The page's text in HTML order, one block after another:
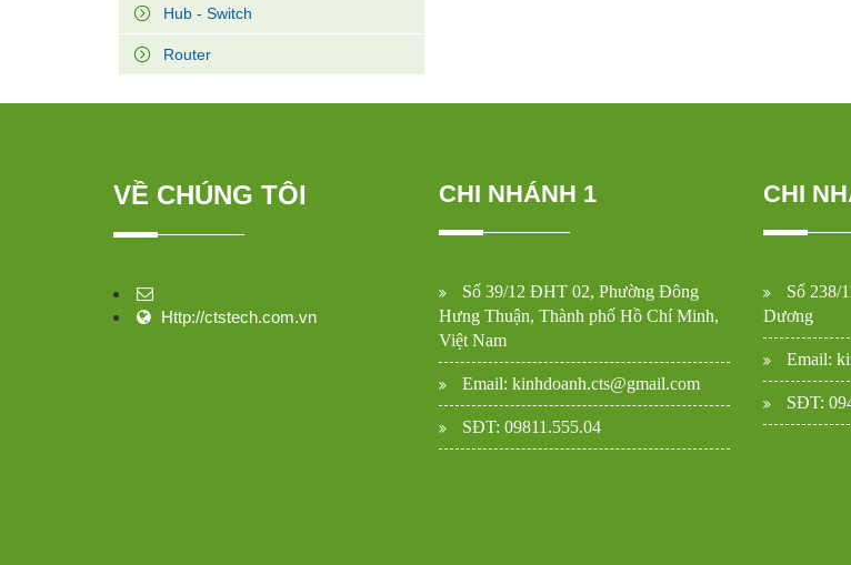
Hub - Switch
Router
VỀ CHÚNG TÔI
Http://ctstech.com.vn
CHI NHÁNH 1
Số 39/12 ĐHT 02, Phường Đông
Hưng Thuận, Thành phố Hồ Chí Minh,
Việt Nam
Email: kinhdoanh.cts@gmail.com
SĐT: 09811.555.04
CHI
Số 238/
Dương
Email:
SĐT: